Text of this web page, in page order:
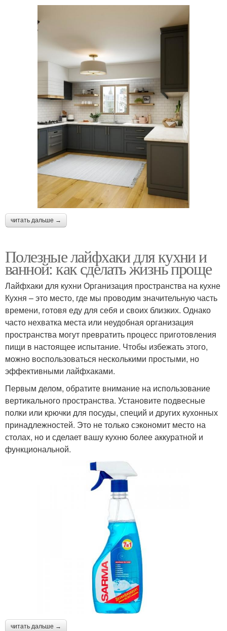
читать дальше →
Полезные лайфхаки для кухни и
ванной: как сделать жизнь проще
Лайфхаки для кухни Организация пространства на кухне
Кухня – это место, где мы проводим значительную часть
времени, готовя еду для себя и своих близких. Однако
часто нехватка места или неудобная организация
пространства могут превратить процесс приготовления
пищи в настоящее испытание. Чтобы избежать этого,
можно воспользоваться несколькими простыми, но
эффективными лайфхаками.
Первым делом, обратите внимание на использование
вертикального пространства. Установите подвесные
полки или крючки для посуды, специй и других кухонных
принадлежностей. Это не только сэкономит место на
столах, но и сделает вашу кухню более аккуратной и
функциональной.
читать дальше →